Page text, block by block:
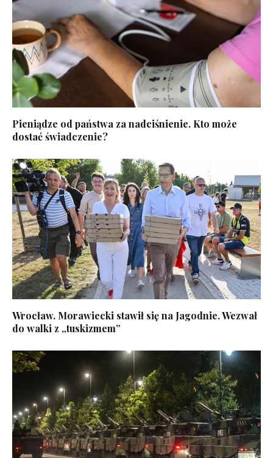
Pieniądze od państwa za nadciśnienie. Kto może
dostać świadczenie?
Wrocław. Morawiecki stawił się na Jagodnie. Wezwał
do walki z „tuskizmem”